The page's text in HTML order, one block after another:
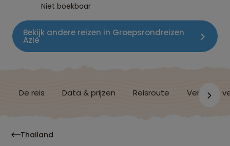
Niet boekbaar
Bekijk andere reizen in Groepsrondreizen
Azië
De reis Data & prijzen Reisroute Verblijf &
Thailand